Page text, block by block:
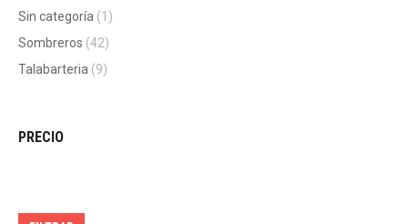
Sin categoría (1)
Sombreros (42)
Talabarteria (9)
PRECIO